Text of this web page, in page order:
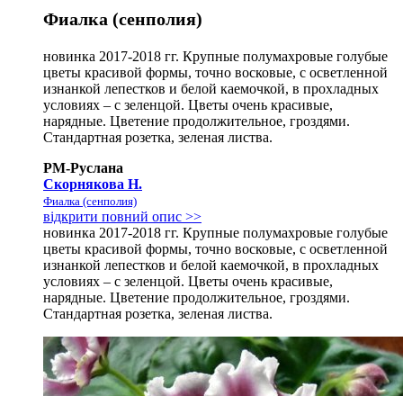
Фиалка (сенполия)
новинка 2017-2018 гг. Крупные полумахровые голубые
цветы красивой формы, точно восковые, с осветленной
изнанкой лепестков и белой каемочкой, в прохладных
условиях – с зеленцой. Цветы очень красивые,
нарядные. Цветение продолжительное, гроздями.
Стандартная розетка, зеленая листва.
РМ-Руслана
Скорнякова Н.
Фиалка (сенполия)
відкрити повний опис >>
новинка 2017-2018 гг. Крупные полумахровые голубые
цветы красивой формы, точно восковые, с осветленной
изнанкой лепестков и белой каемочкой, в прохладных
условиях – с зеленцой. Цветы очень красивые,
нарядные. Цветение продолжительное, гроздями.
Стандартная розетка, зеленая листва.